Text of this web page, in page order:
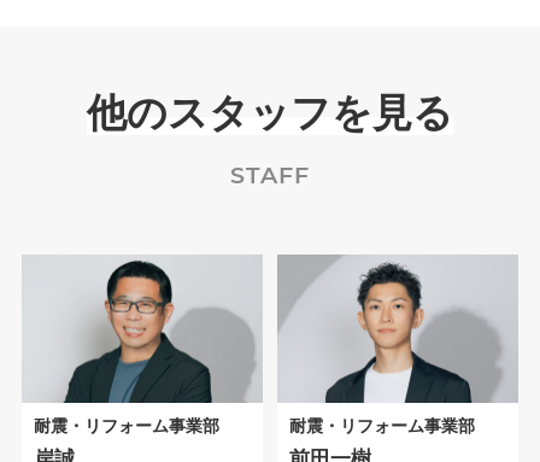
他のスタッフを見る
STAFF
耐震・リフォーム事業部 耐震・リフォーム事業部